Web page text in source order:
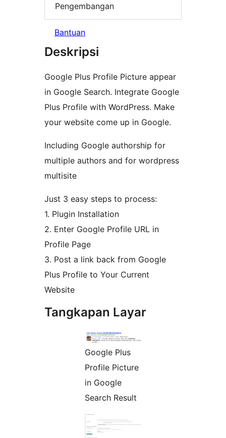
Pengembangan
Bantuan
Deskripsi
Google Plus Profile Picture appear
in Google Search. Integrate Google
Plus Profile with WordPress. Make
your website come up in Google.
Including Google authorship for
multiple authors and for wordpress
multisite
Just 3 easy steps to process:
1. Plugin Installation
2. Enter Google Profile URL in
Profile Page
3. Post a link back from Google
Plus Profile to Your Current
Website
Tangkapan Layar
Google Plus
Profile Picture
in Google
Search Result